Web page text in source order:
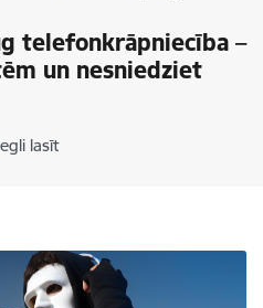
telefonkrāpniecība –
un nesniedziet
lasīt